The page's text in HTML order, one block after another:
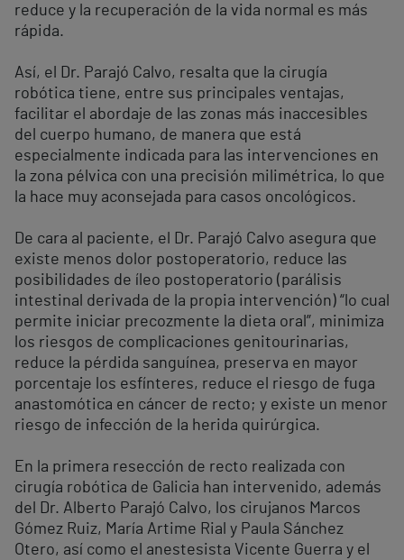
reduce y la recuperación de la vida normal es más
rápida.
Así, el Dr. Parajó Calvo, resalta que la cirugía
robótica tiene, entre sus principales ventajas,
facilitar el abordaje de las zonas más inaccesibles
del cuerpo humano, de manera que está
especialmente indicada para las intervenciones en
la zona pélvica con una precisión milimétrica, lo que
la hace muy aconsejada para casos oncológicos.
De cara al paciente, el Dr. Parajó Calvo asegura que
existe menos dolor postoperatorio, reduce las
posibilidades de íleo postoperatorio (parálisis
intestinal derivada de la propia intervención) “lo cual
permite iniciar precozmente la dieta oral”, minimiza
los riesgos de complicaciones genitourinarias,
reduce la pérdida sanguínea, preserva en mayor
porcentaje los esfínteres, reduce el riesgo de fuga
anastomótica en cáncer de recto; y existe un menor
riesgo de infección de la herida quirúrgica.
En la primera resección de recto realizada con
cirugía robótica de Galicia han intervenido, además
del Dr. Alberto Parajó Calvo, los cirujanos Marcos
Gómez Ruiz, María Artime Rial y Paula Sánchez
Otero, así como el anestesista Vicente Guerra y el